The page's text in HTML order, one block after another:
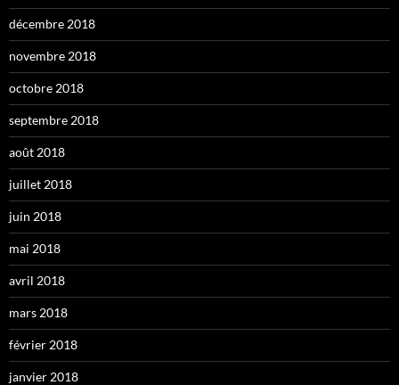
décembre 2018
novembre 2018
octobre 2018
septembre 2018
août 2018
juillet 2018
juin 2018
mai 2018
avril 2018
mars 2018
février 2018
janvier 2018